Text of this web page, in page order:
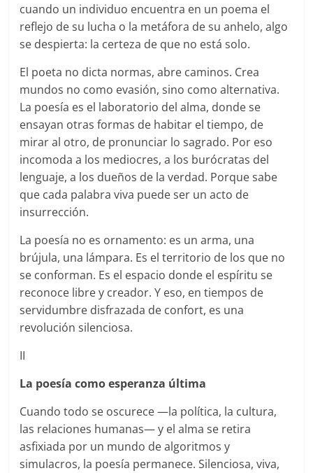
cuando un individuo encuentra en un poema el
reflejo de su lucha o la metáfora de su anhelo, algo
se despierta: la certeza de que no está solo.
El poeta no dicta normas, abre caminos. Crea
mundos no como evasión, sino como alternativa.
La poesía es el laboratorio del alma, donde se
ensayan otras formas de habitar el tiempo, de
mirar al otro, de pronunciar lo sagrado. Por eso
incomoda a los mediocres, a los burócratas del
lenguaje, a los dueños de la verdad. Porque sabe
que cada palabra viva puede ser un acto de
insurrección.
La poesía no es ornamento: es un arma, una
brújula, una lámpara. Es el territorio de los que no
se conforman. Es el espacio donde el espíritu se
reconoce libre y creador. Y eso, en tiempos de
servidumbre disfrazada de confort, es una
revolución silenciosa.
II
La poesía como esperanza última
Cuando todo se oscurece —la política, la cultura,
las relaciones humanas— y el alma se retira
asfixiada por un mundo de algoritmos y
simulacros, la poesía permanece. Silenciosa, viva,